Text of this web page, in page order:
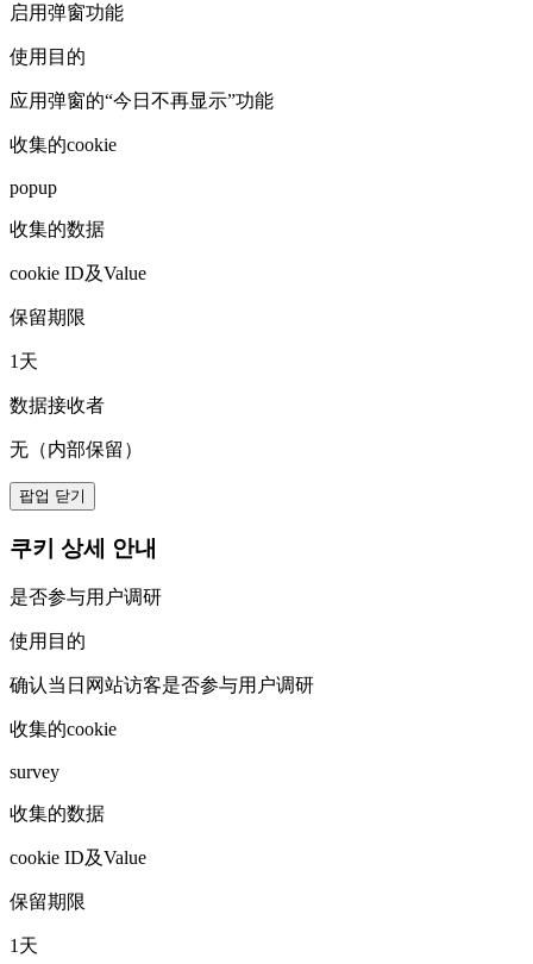
启用弹窗功能
使用目的
应用弹窗的“今日不再显示”功能
收集的cookie
popup
收集的数据
cookie ID及Value
保留期限
1天
数据接收者
无（内部保留）
팝업 닫기
쿠키 상세 안내
是否参与用户调研
使用目的
确认当日网站访客是否参与用户调研
收集的cookie
survey
收集的数据
cookie ID及Value
保留期限
1天